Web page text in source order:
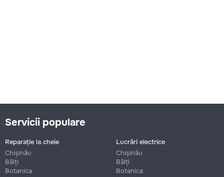
Servicii populare
Reparație la cheie
Chișinău
Bălți
Botanica
Lucrări electrice
Chișinău
Bălți
Botanica